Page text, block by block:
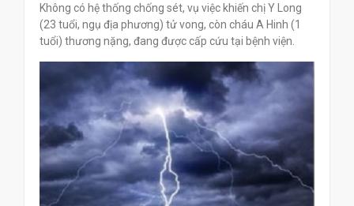
Không có hệ thống chống sét, vụ việc khiến chị Y Long
(23 tuổi, ngụ địa phương) tử vong, còn cháu A Hinh (1
tuổi) thương nặng, đang được cấp cứu tại bệnh viện.